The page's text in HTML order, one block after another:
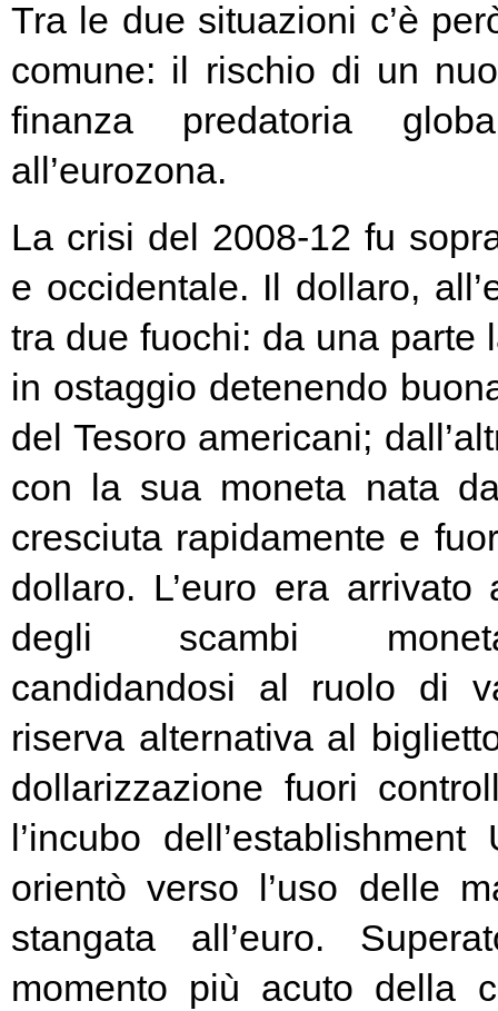
Tra le due situazioni c’è
comune: il rischio di un
finanza predatoria
all’eurozona.
La crisi del 2008-12 fu
e occidentale. Il dollaro,
tra due fuochi: da una parte
in ostaggio detenendo
del Tesoro americani;
con la sua moneta nata
cresciuta rapidamente e
dollaro. L’euro era
degli scambi
candidandosi al ruolo di
riserva alternativa al
dollarizzazione fuori
l’incubo
orientò verso l’uso delle
stangata all’euro.
momento più acuto della